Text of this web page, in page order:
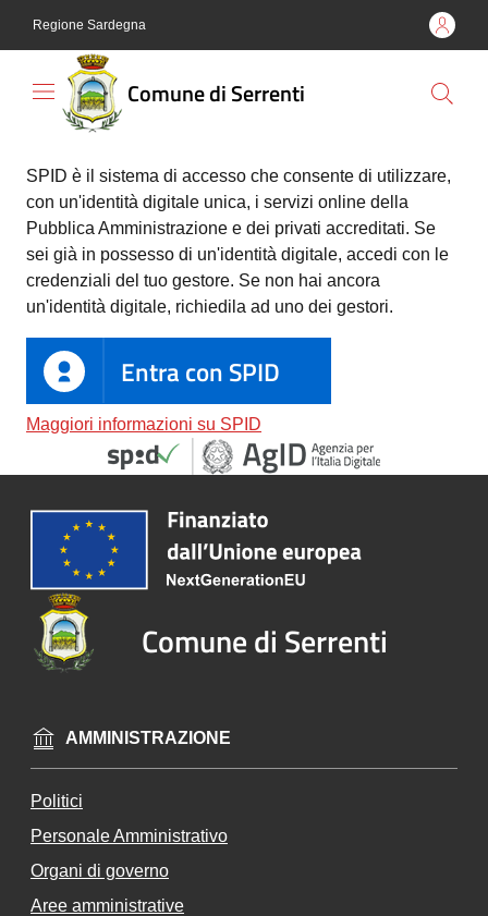
Regione Sardegna
Comune di Serrenti
di
Serrenti
Amministrazione
Novità
Servizi
Serrenti
Tutti
Un
io
ne
de
SPID è il sistema di accesso che consente di utilizzare,
con un'identità digitale unica, i servizi online della
Pubblica Amministrazione e dei privati accreditati. Se
sei già in possesso di un'identità digitale, accedi con le
credenziali del tuo gestore. Se non hai ancora
un'identità digitale, richiedila ad uno dei gestori.
Entra con SPID
Maggiori informazioni su SPID
Comune di Serrenti
AMMINISTRAZIONE
Politici
Personale Amministrativo
Organi di governo
Aree amministrative